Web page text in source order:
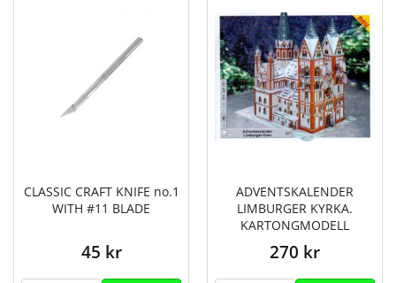
CLASSIC CRAFT KNIFE no.1
WITH #11 BLADE
45 kr
ADVENTSKALENDER
LIMBURGER KYRKA.
KARTONGMODELL
270 kr